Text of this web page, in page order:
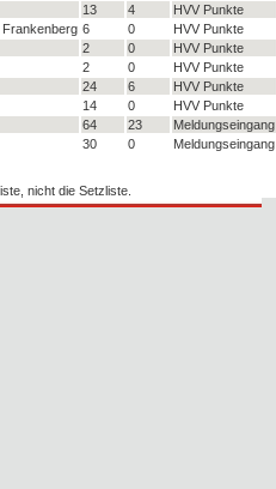
13 4
HVV Punkte
6 0
HVV Punkte
2 0
HVV Punkte
2 0
HVV Punkte
24 6
HVV Punkte
14 0
HVV Punkte
64 23
Meldungseingang
30 0 Meldungseingang
nicht die Setzliste.